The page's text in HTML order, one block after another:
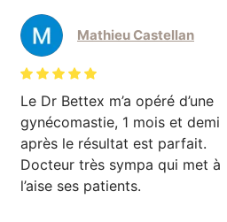
Mathieu Castellan
Le Dr Bettex m’a opéré d’une
gynécomastie, 1 mois et demi
après le résultat est parfait.
Docteur très sympa qui met à
l’aise ses patients.